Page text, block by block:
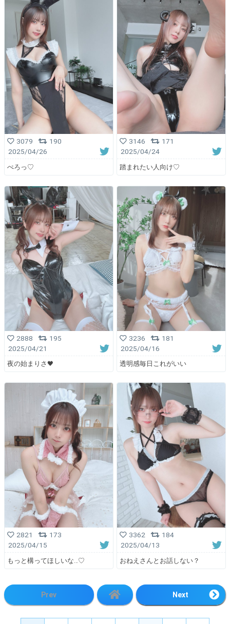
3079
190
2025/04/26
ぺろっ♡
3146
171
2025/04/24
踏まれたい人向け♡
2888
195
2025/04/21
夜の始まりさ🖤
3236
181
2025/04/16
透明感毎日これがいい
2821
173
2025/04/15
もっと構ってほしいな…♡
3362
184
2025/04/13
おねえさんとお話しない？
Prev Next